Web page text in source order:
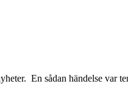
En sådan händelse var